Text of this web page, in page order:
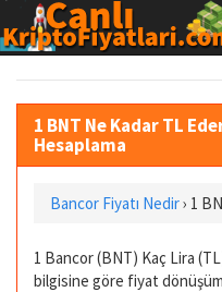
1 BNT Ne Kadar TL
Hesaplama
Bancor Fiyatı Nedir› 1
1 Bancor (BNT) Kaç Lira
bilgisine göre fiyat